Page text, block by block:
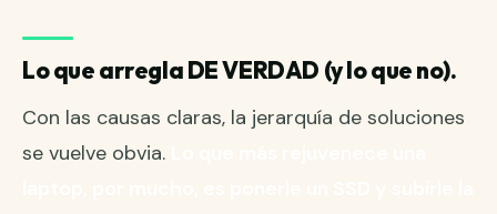
Lo que arregla DE VERDAD (y lo que no).
Con las causas claras, la jerarquía de soluciones
se vuelve obvia.